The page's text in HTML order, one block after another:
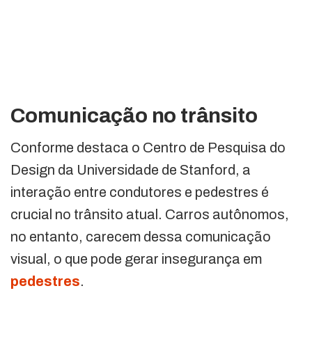
Comunicação no trânsito
Conforme destaca o Centro de Pesquisa do
Design da Universidade de Stanford, a
interação entre condutores e pedestres é
crucial no trânsito atual. Carros autônomos,
no entanto, carecem dessa comunicação
visual, o que pode gerar insegurança em
pedestres.